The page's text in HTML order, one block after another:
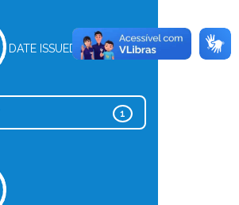
DATE ISSUED
1